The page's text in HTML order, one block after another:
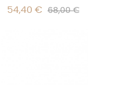
54,40 € 68,00 €